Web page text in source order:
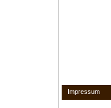
Impressum